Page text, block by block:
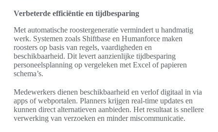
Verbeterde efficiëntie en tijdbesparing
Met automatische roostergeneratie vermindert u handmatig
werk. Systemen zoals Shiftbase en Humanforce maken
roosters op basis van regels, vaardigheden en
beschikbaarheid. Dit levert aanzienlijke tijdbesparing
personeelsplanning op vergeleken met Excel of papieren
schema’s.
Medewerkers dienen beschikbaarheid en verlof digitaal in via
apps of webportalen. Planners krijgen real-time updates en
kunnen direct alternatieven aanbieden. Het resultaat is snellere
verwerking van verzoeken en minder miscommunicatie.